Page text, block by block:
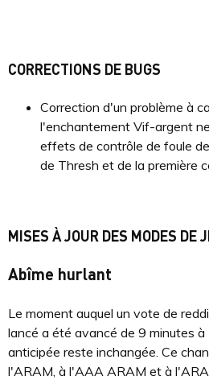
CORRECTIONS DE BUGS
Correction d'un problème à
l'enchantement Vif-argent
effets de contrôle de foule
de Thresh et de la première
MISES À JOUR DES MODES DE
Abîme hurlant
Le moment auquel un vote de
lancé a été avancé de 9 minutes
anticipée reste inchangée. Ce
l'ARAM, à l'AAA ARAM et à